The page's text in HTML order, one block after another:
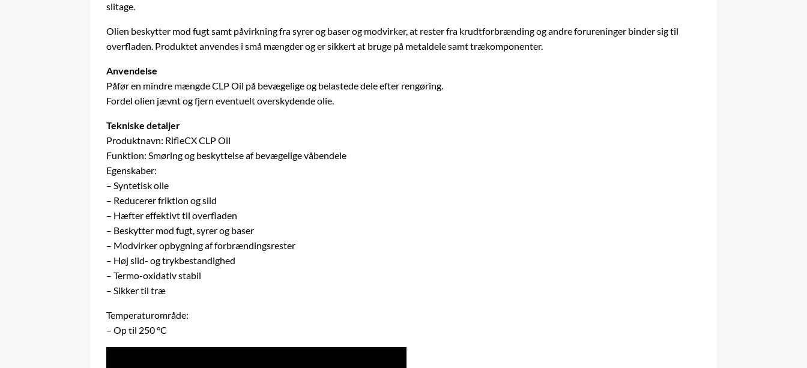
slitage.
Olien beskytter mod fugt samt påvirkning fra syrer og baser og modvirker, at rester fra krudtforbrænding og andre forureninger binder sig til
overfladen. Produktet anvendes i små mængder og er sikkert at bruge på metaldele samt trækomponenter.
Anvendelse
Påfør en mindre mængde CLP Oil på bevægelige og belastede dele efter rengøring.
Fordel olien jævnt og fjern eventuelt overskydende olie.
Tekniske detaljer
Produktnavn: RifleCX CLP Oil
Funktion: Smøring og beskyttelse af bevægelige våbendele
Egenskaber:
– Syntetisk olie
– Reducerer friktion og slid
– Hæfter effektivt til overfladen
– Beskytter mod fugt, syrer og baser
– Modvirker opbygning af forbrændingsrester
– Høj slid- og trykbestandighed
– Termo-oxidativ stabil
– Sikker til træ
Temperaturområde:
– Op til 250 °C